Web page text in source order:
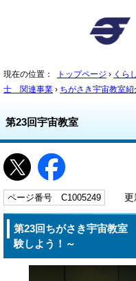
現在の位置： トップページ › くらし
士 関連事業 › ちがさき宇宙教室紹
第23回宇宙教室
ページ番号 C1005249 更
第23回ちがさき宇宙教室
験しよう！～